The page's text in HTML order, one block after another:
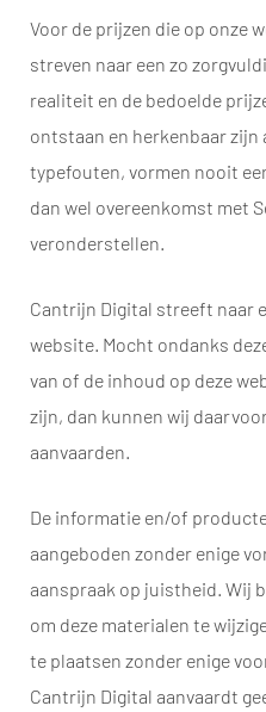
Voor de prijzen die op onze
streven naar een zo
realiteit en de bedoelde
ontstaan en herkenbaar zijn
typefouten, vormen nooit
dan wel overeenkomst met
veronderstellen.
Cantrijn Digital streeft naar
website. Mocht ondanks
van of de inhoud op deze
zijn, dan kunnen wij
aanvaarden.
De informatie en/of
aangeboden zonder enige
aanspraak op juistheid. Wij
om deze materialen te
te plaatsen zonder enige
Cantrijn Digital aanvaardt